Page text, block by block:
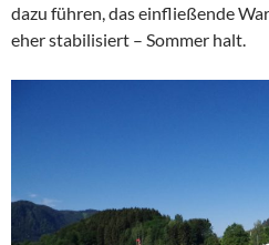
dazu führen, das einfließende
eher stabilisiert – Sommer halt.